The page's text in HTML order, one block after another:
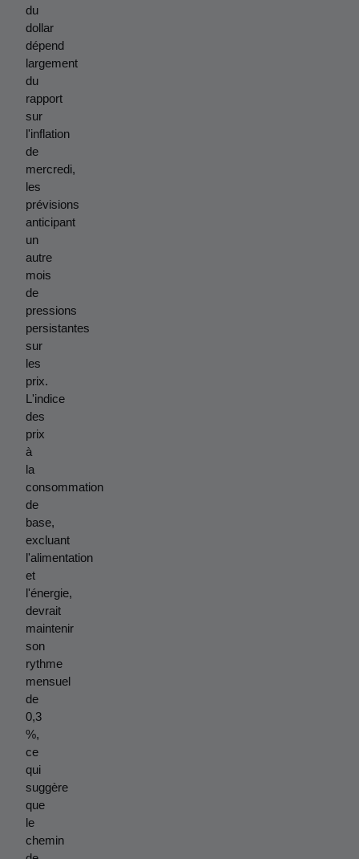
du
dollar
dépend
largement
du
rapport
sur
l'inflation
de
mercredi,
les
prévisions
anticipant
un
autre
mois
de
pressions
persistantes
sur
les
prix.
L'indice
des
prix
à
la
consommation
de
base,
excluant
l'alimentation
et
l'énergie,
devrait
maintenir
son
rythme
mensuel
de
0,3
%,
ce
qui
suggère
que
le
chemin